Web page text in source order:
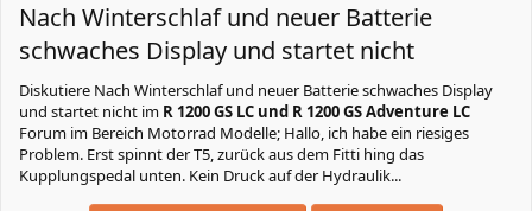
Nach Winterschlaf und neuer Batterie
schwaches Display und startet nicht
Diskutiere Nach Winterschlaf und neuer Batterie schwaches Display
und startet nicht im R 1200 GS LC und R 1200 GS Adventure LC
Forum im Bereich Motorrad Modelle; Hallo, ich habe ein riesiges
Problem. Erst spinnt der T5, zurück aus dem Fitti hing das
Kupplungspedal unten. Kein Druck auf der Hydraulik...